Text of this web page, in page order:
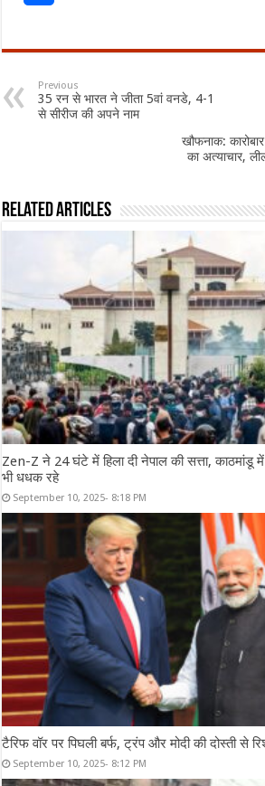
Previous
35 रन से भारत ने जीता 5वां वनडे, 4-1
से सीरीज की अपने नाम
खौफनाक:
का अत्याचार,
Related Articles
Zen-Z ने 24 घंटे में हिला दी नेपाल की सत्ता, काठमांडू
भी धधक रहे
September 10, 2025- 8:18 PM
टैरिफ वॉर पर पिघली बर्फ, ट्रंप और मोदी की दोस्ती से
September 10, 2025- 8:12 PM